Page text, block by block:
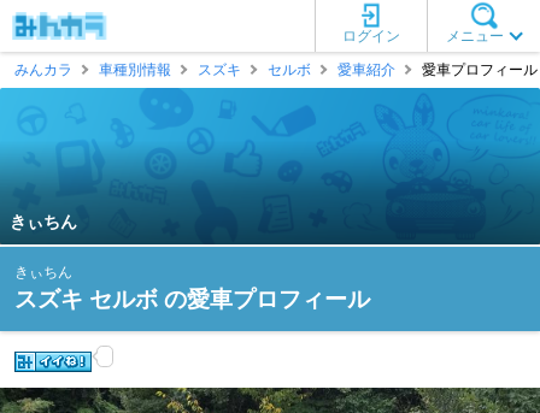
メニュー
ログイン
みんカラ
車種別情報 スズキ セルボ 愛車紹介 愛車プロフィー
きぃちん
きぃちん
スズキ セルボ の愛車プロフィール